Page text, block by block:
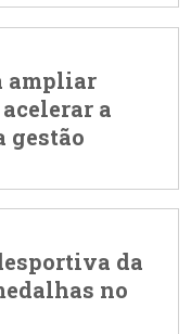
ampliar
a
gestão
da
no